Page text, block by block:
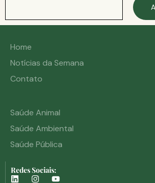
Home
Notícias da Semana
Contato
Saúde Animal
Saúde Ambiental
Saúde Pública
Redes Sociais: